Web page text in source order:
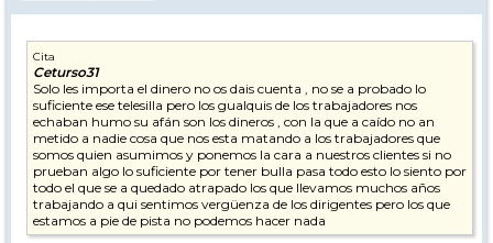
Cita
Ceturso31
Solo les importa el dinero no os dais cuenta , no se a probado lo
suficiente ese telesilla pero los gualquis de los trabajadores nos
echaban humo su afán son los dineros , con la que a caído no an
metido a nadie cosa que nos esta matando a los trabajadores que
somos quien asumimos y ponemos la cara a nuestros clientes si no
prueban algo lo suficiente por tener bulla pasa todo esto lo siento por
todo el que se a quedado atrapado los que llevamos muchos años
trabajando a qui sentimos vergüenza de los dirigentes pero los que
estamos a pie de pista no podemos hacer nada